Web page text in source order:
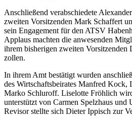
Anschließend verabschiedete
zweiten Vorsitzenden Mark Schaffert
sein Engagement für den ATSV
Applaus machten die anwesenden
ihrem bisherigen zweiten Vorsitzenden
zollen.
In ihrem Amt bestätigt wurden
des Wirtschaftsbeirates Manfred Kock,
Marko Schluroff. Liselotte Fröhlich
unterstützt von Carmen Spelzhaus und
Revisor stellte sich Dieter Ippisch zur